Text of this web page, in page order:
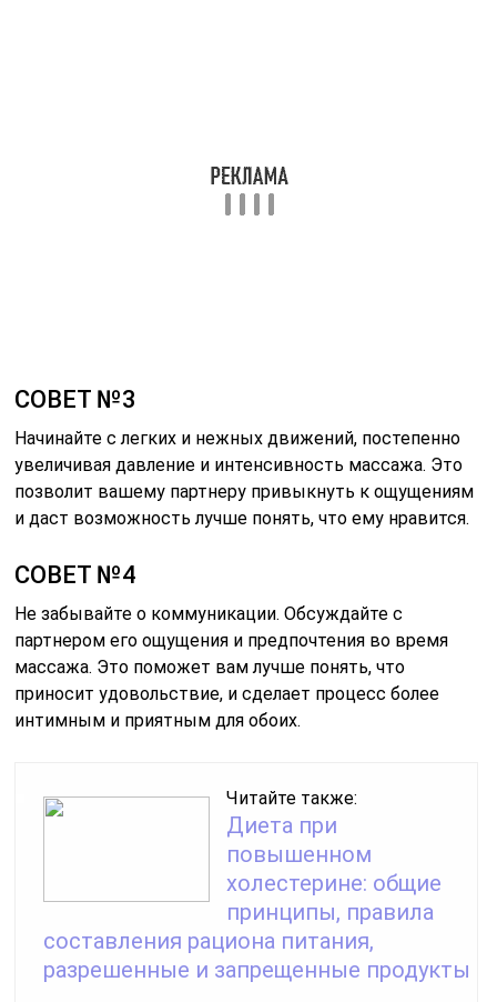
СОВЕТ №3
Начинайте с легких и нежных движений, постепенно
увеличивая давление и интенсивность массажа. Это
позволит вашему партнеру привыкнуть к ощущениям
и даст возможность лучше понять, что ему нравится.
СОВЕТ №4
Не забывайте о коммуникации. Обсуждайте с
партнером его ощущения и предпочтения во время
массажа. Это поможет вам лучше понять, что
приносит удовольствие, и сделает процесс более
интимным и приятным для обоих.
Читайте также:
Диета при
повышенном
холестерине: общие
принципы, правила
составления рациона питания,
разрешенные и запрещенные продукты